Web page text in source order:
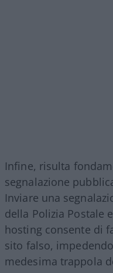
Infine, risulta
segnalazione
Inviare una
della Polizia Postale
hosting consente di
sito falso,
medesima trappola